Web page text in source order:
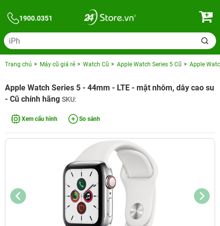
1900.0351
Trang chủ Máy cũ giá rẻ Watch Cũ Apple Watch Series 5 Cũ Apple
Apple Watch Series 5 - 44mm - LTE - mặt nhôm, dây cao su
- Cũ chính hãng SKU:
Xem cấu hình So sánh